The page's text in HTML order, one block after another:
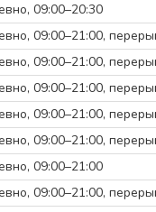
09:00–20:30
09:00–21:00,
09:00–21:00,
09:00–21:00,
09:00–21:00,
09:00–21:00,
09:00–21:00
09:00–21:00,